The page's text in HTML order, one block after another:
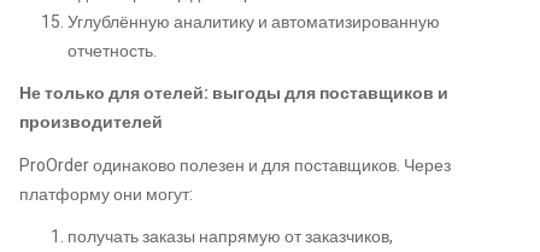
Углублённую аналитику и автоматизированную
отчетность.
Не только для отелей: выгоды для поставщиков и
производителей
ProOrder одинаково полезен и для поставщиков. Через
платформу они могут:
получать заказы напрямую от заказчиков,